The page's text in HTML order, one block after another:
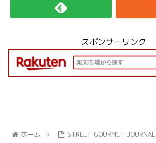
スポンサーリンク
ホーム STREET GOURMET JOURNAL